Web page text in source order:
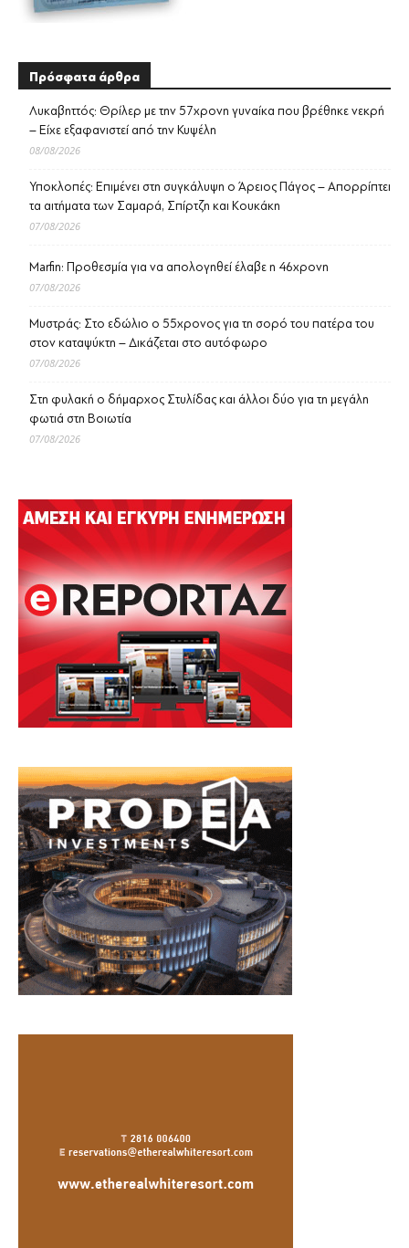
Πρόσφατα άρθρα
Λυκαβηττός: Θρίλερ με την 57χρονη γυναίκα που βρέθηκε νεκρή
– Είχε εξαφανιστεί από την Κυψέλη
08/08/2026
Υποκλοπές: Επιμένει στη συγκάλυψη ο Άρειος Πάγος – Απορρίπτει
τα αιτήματα των Σαμαρά, Σπίρτζη και Κουκάκη
07/08/2026
Marfin: Προθεσμία για να απολογηθεί έλαβε η 46χρονη
07/08/2026
Μυστράς: Στο εδώλιο ο 55χρονος για τη σορό του πατέρα του
στον καταψύκτη – Δικάζεται στο αυτόφωρο
07/08/2026
Στη φυλακή ο δήμαρχος Στυλίδας και άλλοι δύο για τη μεγάλη
φωτιά στη Βοιωτία
07/08/2026